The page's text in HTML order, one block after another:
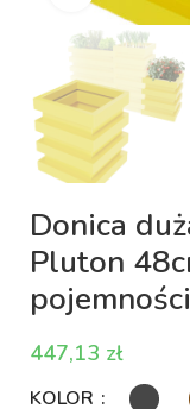
Donica
Pluton
zł
KOLOR